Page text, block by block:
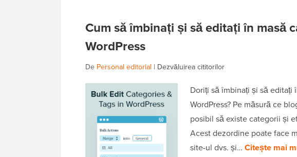
Cum să îmbinați și să editați în masă
WordPress
De Personal editorial | Dezvăluirea cititorilor
Doriți să îmbinați și să
WordPress? Pe măsură ce
posibil să existe categorii și
Acest dezordine poate face
site-ul dvs. și… Citește mai